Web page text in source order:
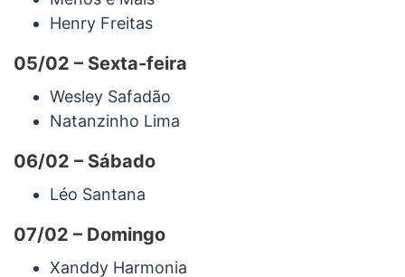
Henry Freitas
05/02 – Sexta-feira
Wesley Safadão
Natanzinho Lima
06/02 – Sábado
Léo Santana
07/02 – Domingo
Xanddy Harmonia